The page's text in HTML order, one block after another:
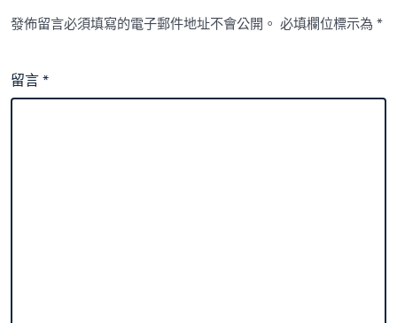
發佈留言必須填寫的電子郵件地址不會公開。 必填欄位標示為*
留言*